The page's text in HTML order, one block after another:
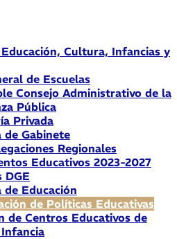
Cultura, Infancias y
de Escuelas
Consejo Administrativo de la
Pública
Privada
Gabinete
Regionales
Educativos 2023-2027
DGE
de Educación
de Políticas Educativas
de Centros Educativos de